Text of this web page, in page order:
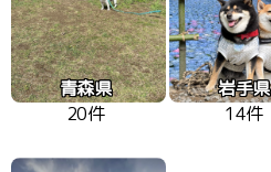
青森県
20件
岩手県
14件